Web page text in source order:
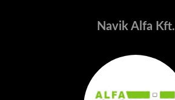
Navik Alfa Kft.